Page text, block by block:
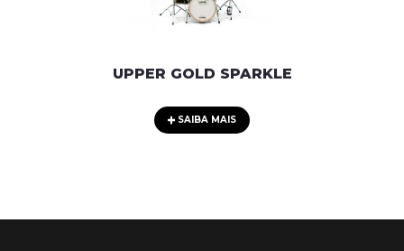
UPPER GOLD SPARKLE
SAIBA MAIS